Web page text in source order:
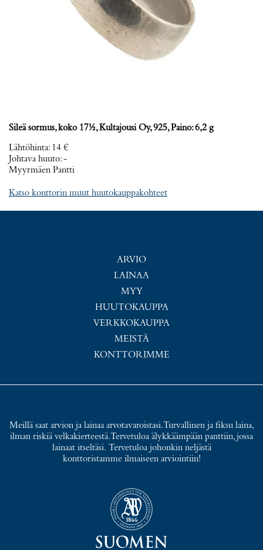
Sileä sormus, koko 17½, Kultajousi Oy, 925, Paino: 6,2 g
Lähtöhinta: 14 €
Johtava huuto:-
Myyrmäen Pantti
Katso konttorin muut huutokauppakohteet
ARVIO
LAINAA
MYY
HUUTOKAUPPA
VERKKOKAUPPA
MEISTÄ
KONTTORIMME
Meillä saat arvion ja lainaa arvotavaroistasi. Turvallinen ja fiksu laina,
ilman riskiä velkakierteestä. Tervetuloa älykkäämpään panttiin, jossa
lainaat itseltäsi. Tervetuloa johonkin neljästä
konttoristamme ilmaiseen arviointiin!